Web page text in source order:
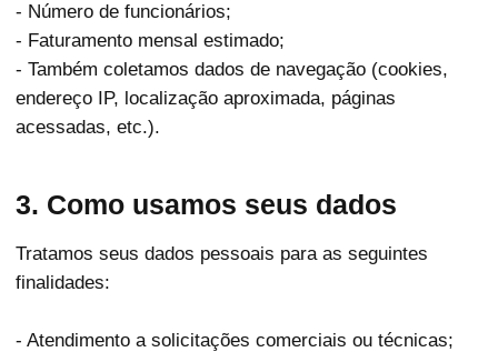
- Número de funcionários;
- Faturamento mensal estimado;
- Também coletamos dados de navegação (cookies,
endereço IP, localização aproximada, páginas
acessadas, etc.).
3. Como usamos seus dados
Tratamos seus dados pessoais para as seguintes
finalidades:
- Atendimento a solicitações comerciais ou técnicas;